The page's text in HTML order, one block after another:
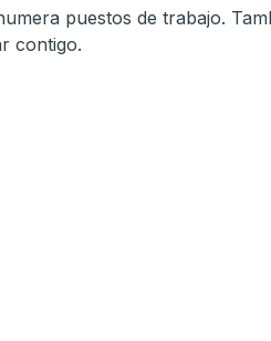
puestos de trabajo.
contigo.